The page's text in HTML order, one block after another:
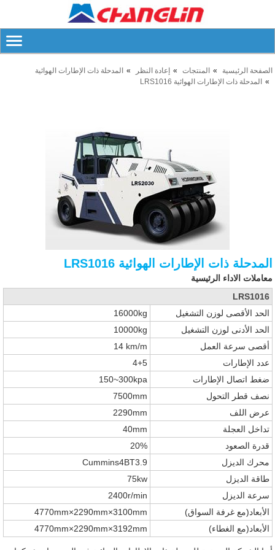
الصفحة الرئيسية المنتجات إعادة النظر
المدحلة ذات الإطارات الهوائية
المدحلة ذات الإطارات الهوائية LRS1016
المدحلة ذات الإطارات الهوائية LRS1016
معاملات الاداء الرئيسية
LRS1016
الحد الأقصى لوزن التشغيل
16000kg
الحد الأدنى لوزن التشغيل
10000kg
أقصى سرعة العمل
14 km/m
عدد الإطارات
4+5
ضغط اتصال الإطارات
150~300kpa
نصف قطر التحول
7500mm
عرض اللف
2290mm
تداخل العجلة
40mm
قدرة الصعود
20%
محرك الديزل
Cummins4BT3.9
طاقة الديزل
75kw
سرعة الديزل
2400r/min
الأبعاد(مع غرفة السواق)
4770mm×2290mm×3100mm
الأبعاد(مع الغطاء)
4770mm×2290mm×3192mm